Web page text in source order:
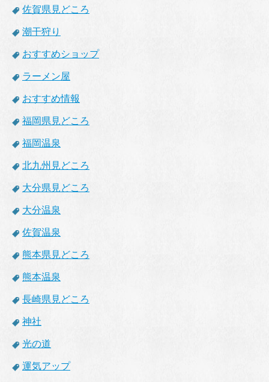
佐賀県見どころ
潮干狩り
おすすめショップ
ラーメン屋
おすすめ情報
福岡県見どころ
福岡温泉
北九州見どころ
大分県見どころ
大分温泉
佐賀温泉
熊本県見どころ
熊本温泉
長崎県見どころ
神社
光の道
運気アップ